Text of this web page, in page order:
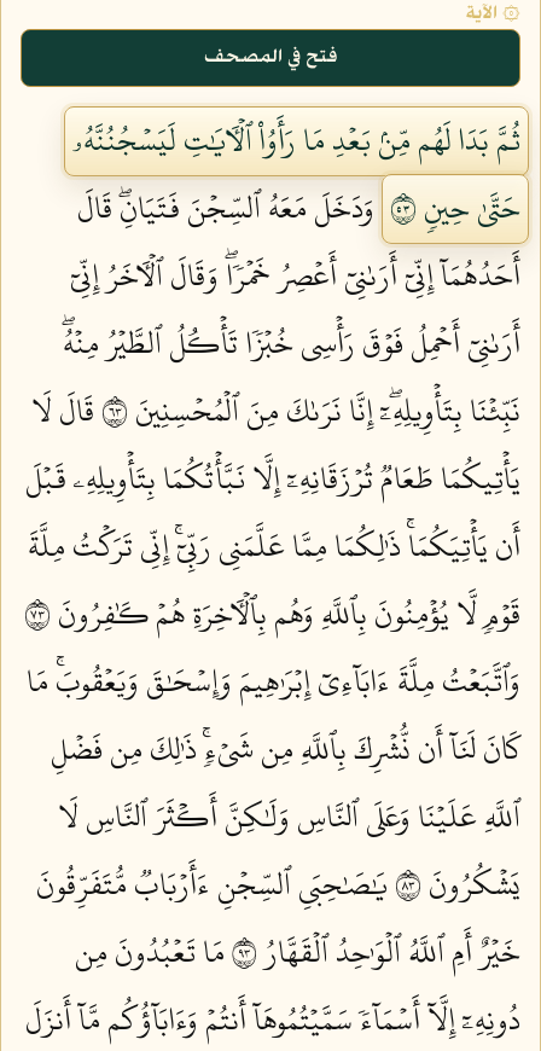
۞ الآية
فتح في المصحف
ثُمَّ بَدَا لَهُم مِّنۢ بَعۡدِ مَا رَأَوُاْ ٱلۡأٓيَٰتِ لَيَسۡجُنُنَّهُۥ
حَتَّىٰ حِينٖ ٣٥
وَدَخَلَ مَعَهُ ٱلسِّجۡنَ فَتَيَانِۖ قَالَ
أَحَدُهُمَآ إِنِّيٓ أَرَىٰنِيٓ أَعۡصِرُ خَمۡرٗاۖ وَقَالَ ٱلۡأٓخَرُ إِنِّيٓ
أَرَىٰنِيٓ أَحۡمِلُ فَوۡقَ رَأۡسِي خُبۡزٗا تَأۡكُلُ ٱلطَّيۡرُ مِنۡهُۖ
نَبِّئۡنَا بِتَأۡوِيلِهِۦٓۖ إِنَّا نَرَىٰكَ مِنَ ٱلۡمُحۡسِنِينَ ٣٦
قَالَ لَا
يَأۡتِيكُمَا طَعَامٞ تُرۡزَقَانِهِۦٓ إِلَّا نَبَّأۡتُكُمَا بِتَأۡوِيلِهِۦ قَبۡلَ
أَن يَأۡتِيَكُمَاۚ ذَٰلِكُمَا مِمَّا عَلَّمَنِي رَبِّيٓۚ إِنِّي تَرَكۡتُ مِلَّةَ
قَوۡمٖ لَّا يُؤۡمِنُونَ بِٱللَّهِ وَهُم بِٱلۡأٓخِرَةِ هُمۡ كَٰفِرُونَ ٣٧
وَٱتَّبَعۡتُ مِلَّةَ ءَابَآءِيٓ إِبۡرَٰهِيمَ وَإِسۡحَٰقَ وَيَعۡقُوبَۚ مَا
كَانَ لَنَآ أَن نُّشۡرِكَ بِٱللَّهِ مِن شَيۡءٖۚ ذَٰلِكَ مِن فَضۡلِ
ٱللَّهِ عَلَيۡنَا وَعَلَى ٱلنَّاسِ وَلَٰكِنَّ أَكۡثَرَ ٱلنَّاسِ لَا
يَشۡكُرُونَ ٣٨
يَٰصَٰحِبَيِ ٱلسِّجۡنِ ءَأَرۡبَابٞ مُّتَفَرِّقُونَ
خَيۡرٌ أَمِ ٱللَّهُ ٱلۡوَٰحِدُ ٱلۡقَهَّارُ ٣٩
مَا تَعۡبُدُونَ مِن
دُونِهِۦٓ إِلَّآ أَسۡمَآءٗ سَمَّيۡتُمُوهَآ أَنتُمۡ وَءَابَآؤُكُم مَّآ أَنزَلَ